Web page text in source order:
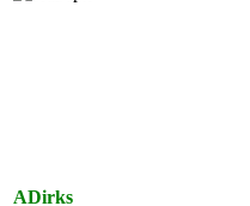
ADirks